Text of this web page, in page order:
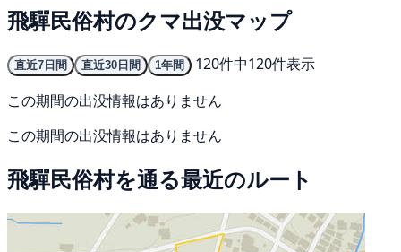
飛驒民俗村のクマ出没マップ
直近7日間 直近30日間 1年間
120件中120件表示
この期間の出没情報はありません
この期間の出没情報はありません
飛驒民俗村を通る最近のルート